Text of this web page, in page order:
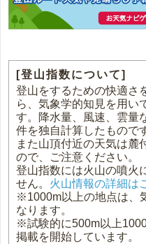
[登山指数について]
登山をするための快適さ
ら、気象学的知見を用い
す。降水量、風速、雲量
件を独自計算したもので
また山頂付近の天気は麓
ので、ご注意ください。
登山指数には火山の噴火
せん。 火山情報の詳細は
※1000m以上の地点は、
なります。
※試験的に500m以上
掲載を開始しています。